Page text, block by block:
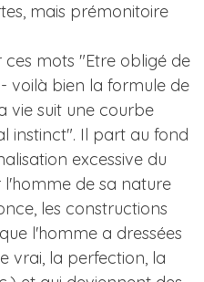
mais prémonitoire
mots "Etre obligé de
voilà bien la formule de
vie suit une courbe
instinct". Il part au fond
excessive du
de sa nature
les constructions
l'homme a dressées
vrai, la perfection, la